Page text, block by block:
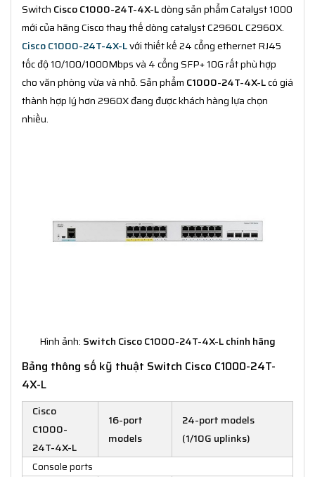
Switch Cisco C1000-24T-4X-Ldòng sản phẩm Catalyst 1000
mới của hãng Cisco thay thế dòng catalyst C2960L C2960X.
Cisco C1000-24T-4X-Lvới thiết kế 24 cổng ethernet RJ45
tốc độ 10/100/1000Mbps và 4 cổng SFP+ 10G rất phù hợp
cho văn phòng vừa và nhỏ. Sản phẩm C1000-24T-4X-Lcó giá
thành hợp lý hơn 2960X đang được khách hàng lựa chọn
nhiều.
Hình ảnh: Switch Cisco C1000-24T-4X-L chính hãng
Bảng thông số kỹ thuật Switch Cisco C1000-24T-
4X-L
Cisco
C1000-
24T-4X-L
16-port
models
24-port models
(1/10G uplinks)
Console ports